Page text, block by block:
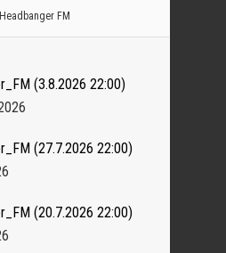
Headbanger FM
(3.8.2026 22:00)
(27.7.2026 22:00)
(20.7.2026 22:00)